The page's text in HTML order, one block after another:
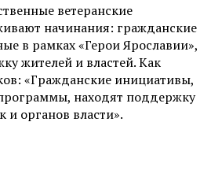
ветеранские
начинания: гражданские
в рамках «Герои Ярославии»,
жителей и властей. Как
«Гражданские инициативы,
находят поддержку
и органов власти».